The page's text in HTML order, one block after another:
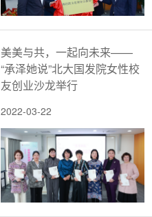
美美与共，一起向未来——
“承泽她说”北大国发院女性校
友创业沙龙举行
2022-03-22